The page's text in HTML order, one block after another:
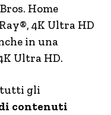
Home
4K Ultra HD
in una
Ultra HD.
tutti gli
contenuti